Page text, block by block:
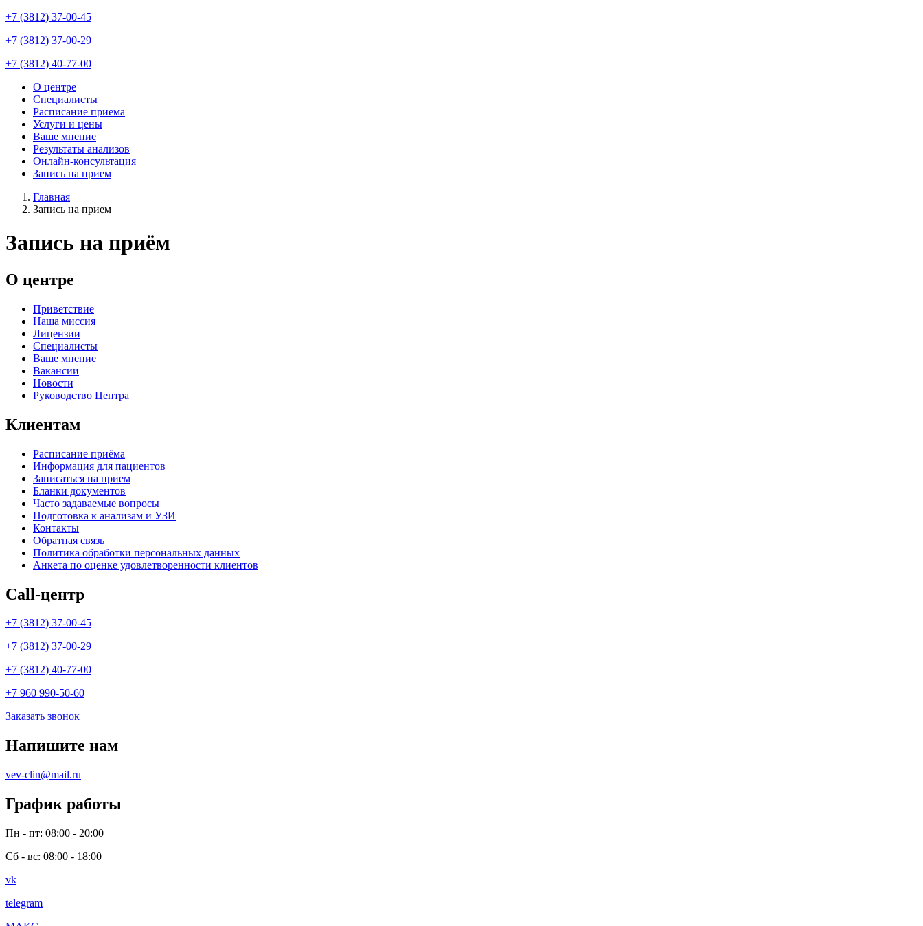
+7 (3812) 37-00-45
+7 (3812) 37-00-29
+7 (3812) 40-77-00
Main
navigation
О центре
Специалисты
Расписание приема
Услуги и цены
Ваше мнение
Результаты анализов
Онлайн-консультация
Запись на прием
Строка
навигации
Главная
Запись на прием
Запись на приём
О центре
Приветствие
Наша миссия
Лицензии
Специалисты
Ваше мнение
Вакансии
Новости
Руководство Центра
Клиентам
Расписание приёма
Информация для пациентов
Записаться на прием
Бланки документов
Часто задаваемые вопросы
Подготовка к анализам и УЗИ
Контакты
Обратная связь
Политика обработки персональных данных
Анкета по оценке удовлетворенности клиентов
Call-центр
+7 (3812) 37-00-45
+7 (3812) 37-00-29
+7 (3812) 40-77-00
+7 960 990-50-60
Заказать звонок
Напишите нам
vev-clin@mail.ru
График работы
Пн - пт: 08:00 - 20:00
Сб - вс: 08:00 - 18:00
vk
telegram